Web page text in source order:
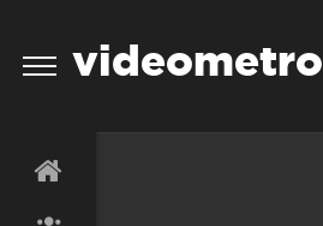
videometro